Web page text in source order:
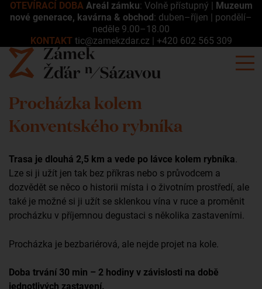
OTEVÍRACÍ DOBA Areál zámku: Volně přístupný | Muzeum
nové generace, kavárna & obchod: duben–říjen | pondělí–
neděle 9.00–18.00
KONTAKT tic@zamekzdar.cz | +420 602 565 309
Procházka kolem
Konventského rybníka
Trasa je dlouhá 2,5 km a vede po lávce kolem rybníka.
Lze si ji užít jen tak bez příkras nebo s průvodcem a
dozvědět se něco o historii místa i o životním prostředí, ale
také je možné si ji užít se sklenkou vína v ruce a proměnit
procházku v příjemnou degustaci s několika zastaveními.
Procházka je bezbariérová, ale nejde projet na kole.
Doba trvání 30 min – 2 hodiny v závislosti na době
jednotlivých zastavení.